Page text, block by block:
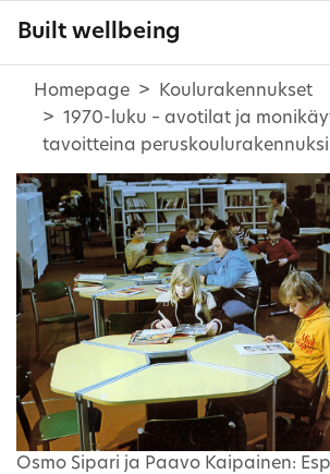
Built wellbeing
Homepage
Koulurakennukset
1970-luku – avotilat ja
tavoitteina
Osmo Sipari ja Paavo Kaipainen: